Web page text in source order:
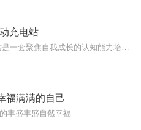
充电站
福满满的自己
丰盛丰盛自然幸福